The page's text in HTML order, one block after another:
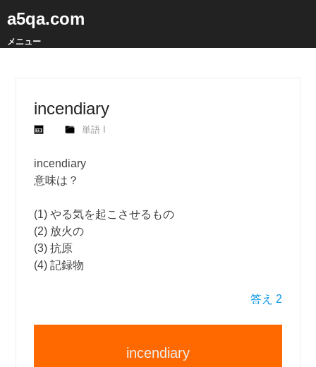
a5qa.com
メニュー
incendiary
単語 I
incendiary
意味は？
(1) やる気を起こさせるもの
(2) 放火の
(3) 抗原
(4) 記録物
答え 2
incendiary